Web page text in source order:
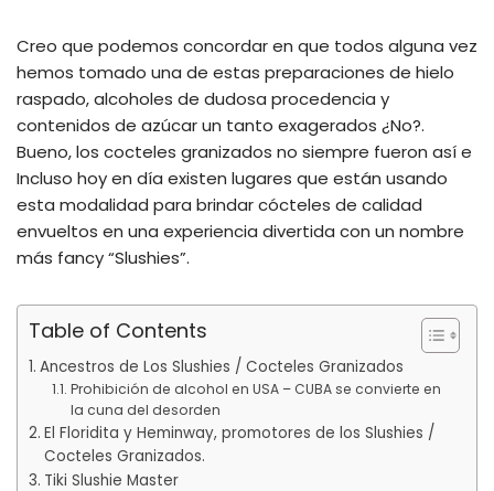
Creo que podemos concordar en que todos alguna vez
hemos tomado una de estas preparaciones de hielo
raspado, alcoholes de dudosa procedencia y
contenidos de azúcar un tanto exagerados ¿No?.
Bueno, los cocteles granizados no siempre fueron así e
Incluso hoy en día existen lugares que están usando
esta modalidad para brindar cócteles de calidad
envueltos en una experiencia divertida con un nombre
más fancy “Slushies”.
Table of Contents
Ancestros de Los Slushies / Cocteles Granizados
Prohibición de alcohol en USA – CUBA se convierte en
la cuna del desorden
El Floridita y Heminway, promotores de los Slushies /
Cocteles Granizados.
Tiki Slushie Master